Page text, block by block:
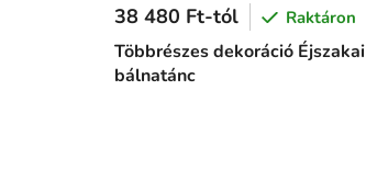
Többrészes dekoráció Éjszakai
bálnatánc
38 480 Ft-tól Raktáron